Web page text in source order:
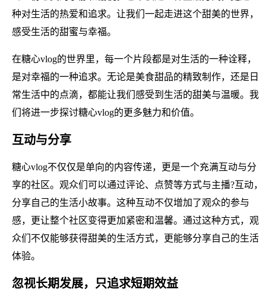
种对生活的热爱和追求。让我们一起走进这个甜美的世界，
感受生活的甜蜜与幸福。
在糖心vlog的世界里，每一个片段都是对生活的一种诠释，
是对幸福的一种追求。无论是美食甜品的精致制作，还是日
常生活中的点滴，都能让我们感受到生活的甜美与温暖。我
们将进一步探讨糖心vlog的更多魅力和价值。
互动与分享
糖心vlog不仅仅是单向的内容传递，更是一个充满互动与分
享的社区。观众们可以通过评论、点赞等方式与主播?互动，
分享自己的生活小故事。这种互动不仅增加了观众的参与
感，更让整个社区变得更加紧密和温馨。通过这种方式，观
众们不仅能够获得甜美的生活方式，更能够分享自己的生活
体验。
忽视长期发展，只追求短期效益